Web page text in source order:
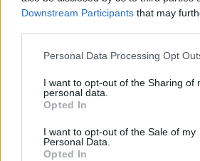
Downstream Participants that may
Personal Data Processing Opt
I want to opt-out of the Sharing of
personal data.
Opted In
I want to opt-out of the Sale of my
Personal Data.
Opted In